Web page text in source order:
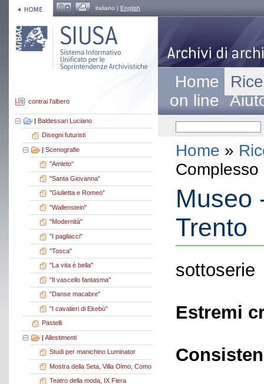
italiano | English
contrai l'albero
| Baldessari Luciano
Disegni futuristi
| Scenografie
"Amleto"
"Santa Giovanna"
"Giulietta e Romeo"
"Wallenstein"
"Modernità"
"I pagliacci"
"Tosca"
"La vita è bella"
"Il vascello fantasma"
"Danse macabre"
"I cavalieri di Ekebù"
Pastelli
| Allestimenti
Studi per manichino Luminator
Mostra della Seta, Villa Olmo, Como
Teatro della moda, IX Fiera
Home
on line
Home »
Museo
Trento
sottoserie
Estremi